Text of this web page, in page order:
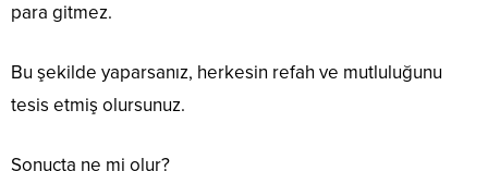
para gitmez.
Bu şekilde yaparsanız, herkesin refah ve mutluluğunu
tesis etmiş olursunuz.
Sonuçta ne mi olur?